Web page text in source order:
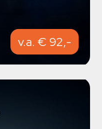
v.a. € 92,-